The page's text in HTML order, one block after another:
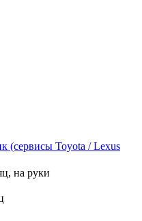
(сервисы Toyota / Lexus
на руки